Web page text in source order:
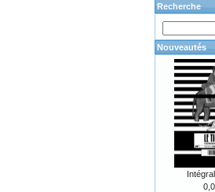
Recherche
Nouveautés